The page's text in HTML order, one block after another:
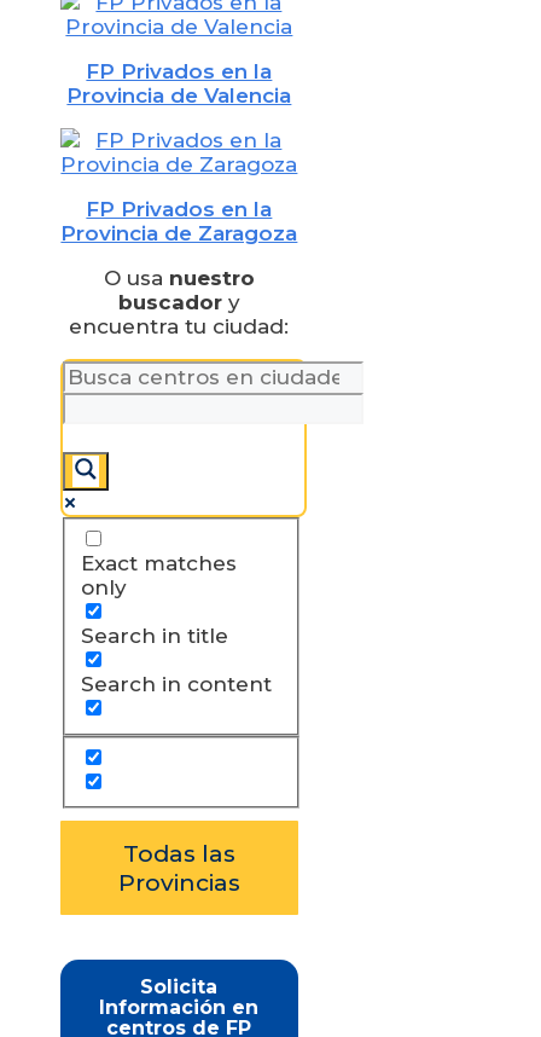
FP Privados en la
Provincia de Valencia
FP Privados en la
Provincia de Zaragoza
O usa nuestro
buscadory
encuentra tu ciudad:
Exact matches
only
Search in title
Search in content
Todas las
Provincias
Solicita
Información en
centros de FP